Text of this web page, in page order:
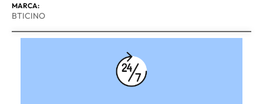
MARCA:
BTICINO